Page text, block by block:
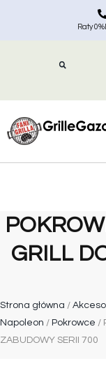
Raty 0%
GRILL
Strona główna /
Napoleon / Pokrowce /
ZABUDOWY SERII 700